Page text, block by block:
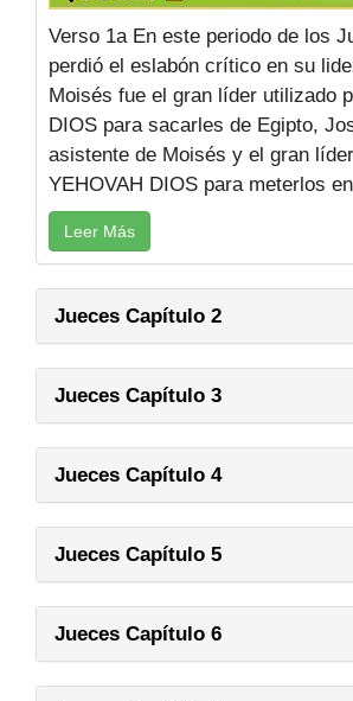
Verso 1a En este periodo de los
perdió el eslabón crítico en su
Moisés fue el gran líder utilizado
DIOS para sacarles de Egipto,
asistente de Moisés y el gran
YEHOVAH DIOS para meterlos
Leer Más
Jueces Capítulo 2
Jueces Capítulo 3
Jueces Capítulo 4
Jueces Capítulo 5
Jueces Capítulo 6